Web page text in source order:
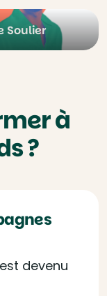
Soulier
à
?
devenu